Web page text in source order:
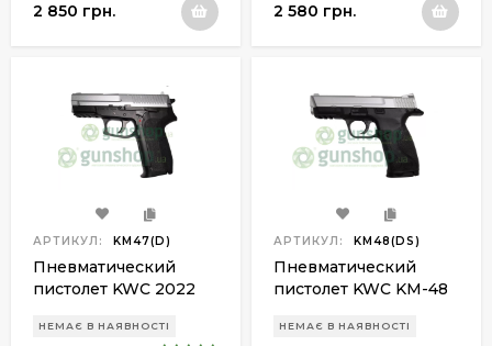
2 850 грн. 2 580 грн.
АРТИКУЛ: KM47(D)
Пневматический
пистолет KWC 2022
metal slide
НЕМАЄ В НАЯВНОСТІ
АРТИКУЛ: KM48(DS)
Пневматический
пистолет KWC KM-48
slide
НЕМАЄ В НАЯВНОСТІ